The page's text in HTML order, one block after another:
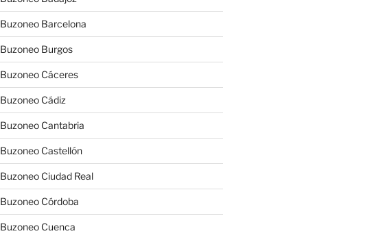
Buzoneo Barcelona
Buzoneo Burgos
Buzoneo Cáceres
Buzoneo Cádiz
Buzoneo Cantabria
Buzoneo Castellón
Buzoneo Ciudad Real
Buzoneo Córdoba
Buzoneo Cuenca